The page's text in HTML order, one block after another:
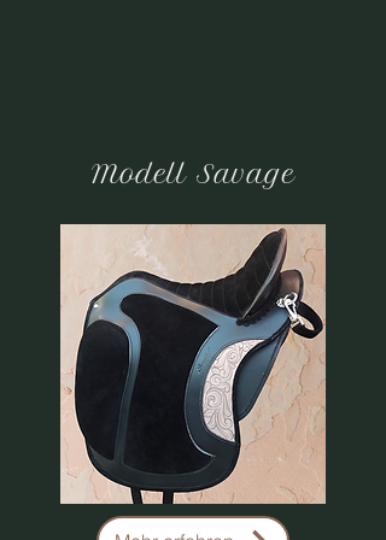
Modell Savage